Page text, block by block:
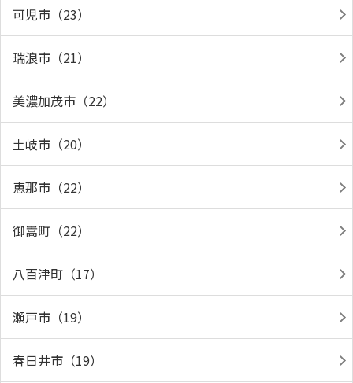
可児市（23）
瑞浪市（21）
美濃加茂市（22）
土岐市（20）
恵那市（22）
御嵩町（22）
八百津町（17）
瀬戸市（19）
春日井市（19）